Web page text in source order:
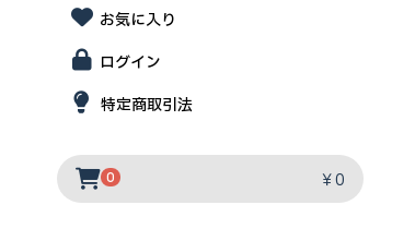
お気に入り
ログイン
特定商取引法
0 ￥0